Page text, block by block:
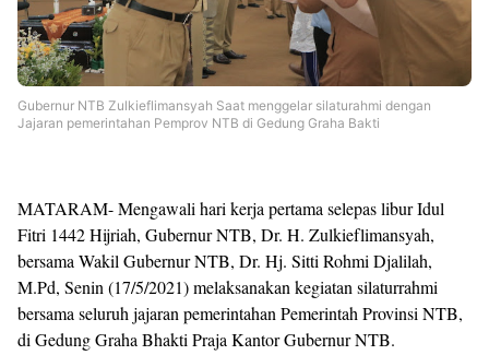
Gubernur NTB Zulkieflimansyah Saat menggelar silaturahmi dengan
Jajaran pemerintahan Pemprov NTB di Gedung Graha Bakti
MATARAM- Mengawali hari kerja pertama selepas libur Idul
Fitri 1442 Hijriah, Gubernur NTB, Dr. H. Zulkieflimansyah,
bersama Wakil Gubernur NTB, Dr. Hj. Sitti Rohmi Djalilah,
M.Pd, Senin (17/5/2021) melaksanakan kegiatan silaturrahmi
bersama seluruh jajaran pemerintahan Pemerintah Provinsi NTB,
di Gedung Graha Bhakti Praja Kantor Gubernur NTB.